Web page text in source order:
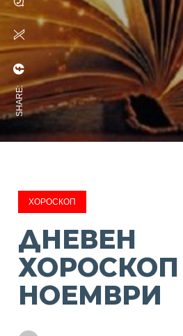
SHARE:
ХОРОСКОП
ДНЕВЕН
ХОРОСКОП
НОЕМВРИ